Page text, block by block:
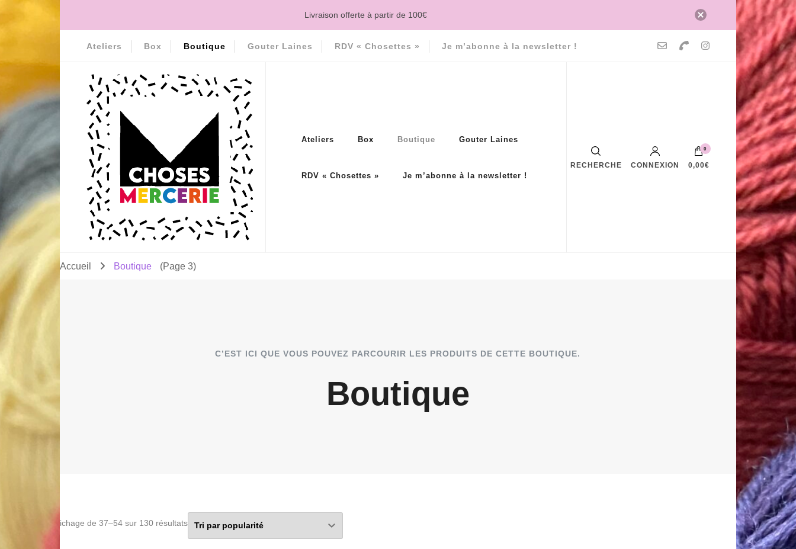
Livraison offerte à partir de 100€
Ateliers Box Boutique Gouter Laines RDV « Chosettes » Je m’abonne à la newsletter !
MERCERIE MCHOSES
Ateliers Box Boutique Gouter Laines
RDV « Chosettes » Je m’abonne à la newsletter !
RECHERCHE CONNEXION
0
0,00€
Accueil Boutique (Page 3)
C’EST ICI QUE VOUS POUVEZ PARCOURIR LES PRODUITS DE CETTE BOUTIQUE.
Boutique
Affichage de 37–54 sur 130 résultatsTrié